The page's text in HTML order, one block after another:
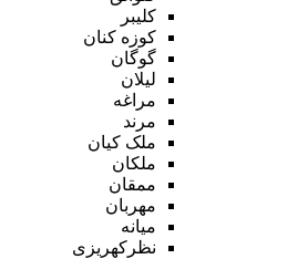
کلیبر
کوزه کنان
گوگان
لیلان
مراغه
مرند
ملک کیان
ملکان
ممقان
مهربان
میانه
نظرکهریزی